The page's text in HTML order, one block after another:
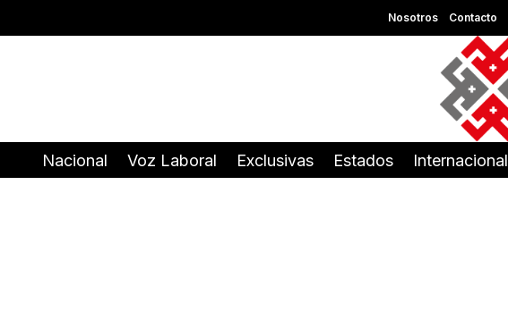
Nosotros Contacto
Nacional Voz Laboral Exclusivas Estados Internacional